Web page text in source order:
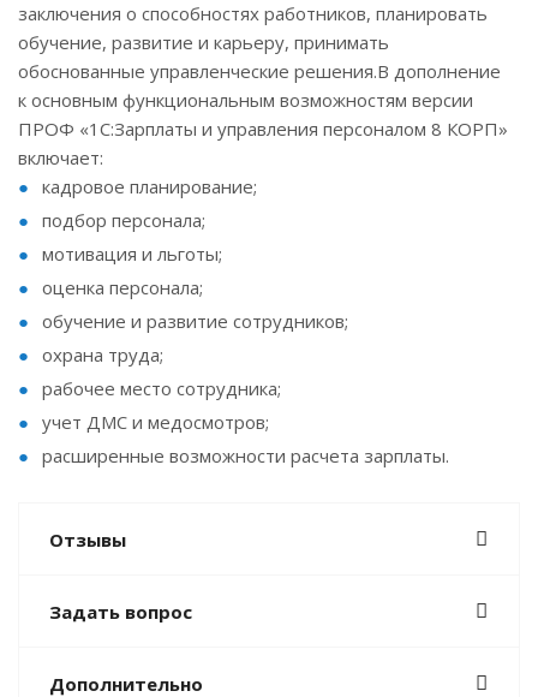
заключения о способностях работников, планировать
обучение, развитие и карьеру, принимать
обоснованные управленческие решения.В дополнение
к основным функциональным возможностям версии
ПРОФ «1С:Зарплаты и управления персоналом 8 КОРП»
включает:
кадровое планирование;
подбор персонала;
мотивация и льготы;
оценка персонала;
обучение и развитие сотрудников;
охрана труда;
рабочее место сотрудника;
учет ДМС и медосмотров;
расширенные возможности расчета зарплаты.
Отзывы
Задать вопрос
Дополнительно